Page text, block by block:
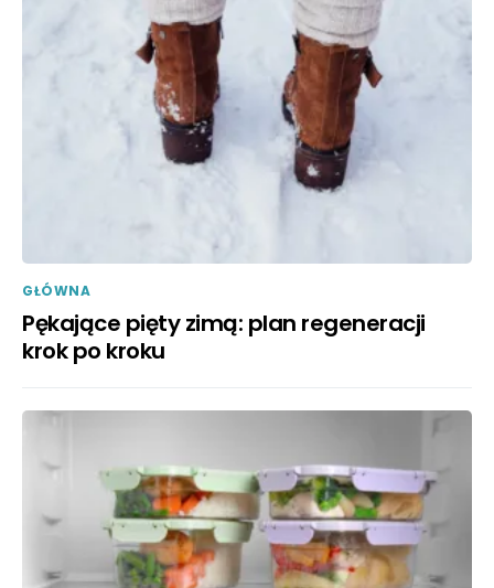
GŁÓWNA
Pękające pięty zimą: plan regeneracji
krok po kroku